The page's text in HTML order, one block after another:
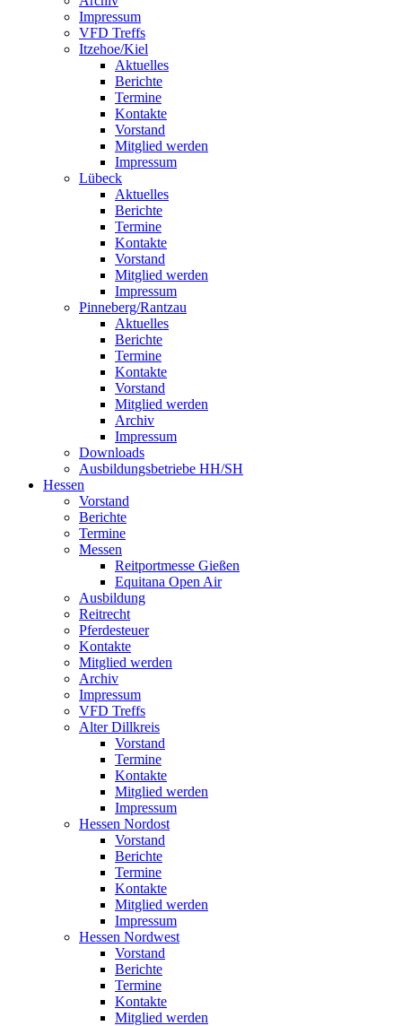
Impressum
VFD Treffs
Itzehoe/Kiel
Aktuelles
Berichte
Termine
Kontakte
Vorstand
Mitglied werden
Impressum
Lübeck
Aktuelles
Berichte
Termine
Kontakte
Vorstand
Mitglied werden
Impressum
Pinneberg/Rantzau
Aktuelles
Berichte
Termine
Kontakte
Vorstand
Mitglied werden
Archiv
Impressum
Downloads
Ausbildungsbetriebe HH/SH
Hessen
Vorstand
Berichte
Termine
Messen
Reitportmesse Gießen
Equitana Open Air
Ausbildung
Reitrecht
Pferdesteuer
Kontakte
Mitglied werden
Archiv
Impressum
VFD Treffs
Alter Dillkreis
Vorstand
Termine
Kontakte
Mitglied werden
Impressum
Hessen Nordost
Vorstand
Berichte
Termine
Kontakte
Mitglied werden
Impressum
Hessen Nordwest
Vorstand
Berichte
Termine
Kontakte
Mitglied werden